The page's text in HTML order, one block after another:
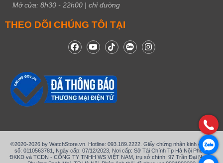
Mở cửa: 8h30 - 22h00 | chỉ đường
THEO DÕI CHÚNG TÔI TẠI
©2020-2026 by WatchStore.vn. Hotline: 093.189.2222. Giấy chứng nhận kinh doanh
số: 0110563781, Ngày cấp: 07/12/2023, Nơi cấp: Sở Tài Chính Tp Hà Nội Phòng
ĐKKD và TCDN - CÔNG TY TNHH WS VIỆT NAM, trụ sở chính: 97 Trần Đại Nghĩa,